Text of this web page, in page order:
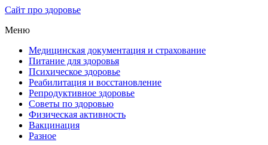
Сайт про здоровье
Меню
Медицинская документация и страхование
Питание для здоровья
Психическое здоровье
Реабилитация и восстановление
Репродуктивное здоровье
Советы по здоровью
Физическая активность
Вакцинация
Разное